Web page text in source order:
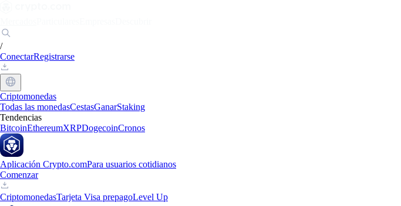
/
ConectarRegistrarse
Criptomonedas
Todas las monedasCestasGanarStaking
Tendencias
BitcoinEthereumXRPDogecoinCronos
Aplicación Crypto.comPara usuarios cotidianos
Comenzar
CriptomonedasTarjeta Visa prepagoLevel Up